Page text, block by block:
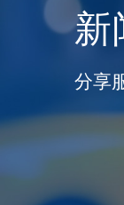
新
分享